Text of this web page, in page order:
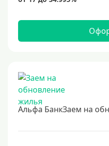
Альфа БанкЗаем на